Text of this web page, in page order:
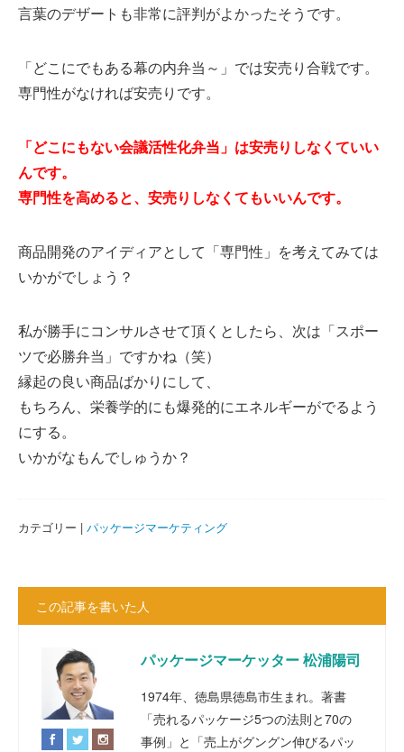
言葉のデザートも非常に評判がよかったそうです。
「どこにでもある幕の内弁当～」では安売り合戦です。
専門性がなければ安売りです。
「どこにもない会議活性化弁当」は安売りしなくていい
んです。
専門性を高めると、安売りしなくてもいいんです。
商品開発のアイディアとして「専門性」を考えてみては
いかがでしょう？
私が勝手にコンサルさせて頂くとしたら、次は「スポー
ツで必勝弁当」ですかね（笑）
縁起の良い商品ばかりにして、
もちろん、栄養学的にも爆発的にエネルギーがでるよう
にする。
いかがなもんでしゅうか？
カテゴリー | パッケージマーケティング
この記事を書いた人
パッケージマーケッター 松浦陽司
1974年、徳島県徳島市生まれ。著書
「売れるパッケージ5つの法則と70の
事例」と「売上がグングン伸びるパッ